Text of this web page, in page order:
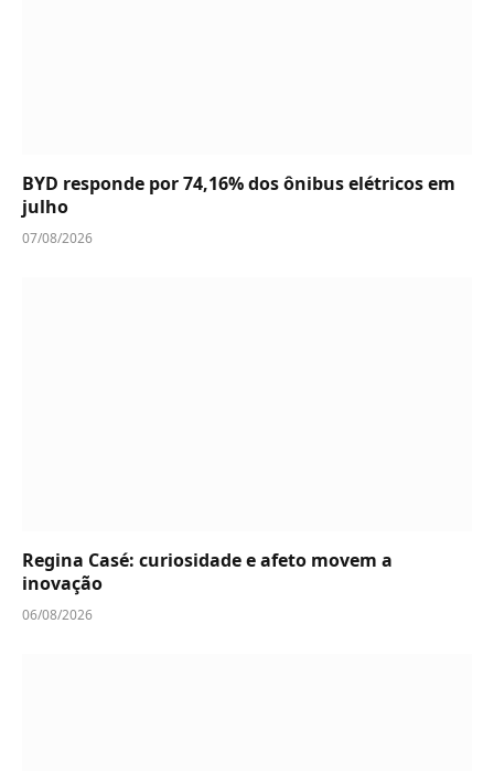
BYD responde por 74,16% dos ônibus elétricos em
julho
07/08/2026
Regina Casé: curiosidade e afeto movem a
inovação
06/08/2026